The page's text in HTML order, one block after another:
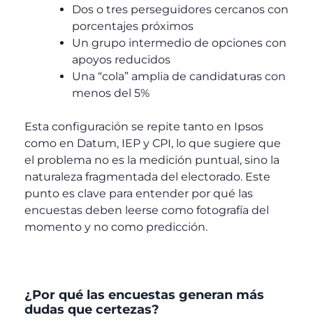
Dos o tres perseguidores cercanos con
porcentajes próximos
Un grupo intermedio de opciones con
apoyos reducidos
Una “cola” amplia de candidaturas con
menos del 5%
Esta configuración se repite tanto en Ipsos
como en Datum, IEP y CPI, lo que sugiere que
el problema no es la medición puntual, sino la
naturaleza fragmentada del electorado. Este
punto es clave para entender por qué las
encuestas deben leerse como fotografía del
momento y no como predicción.
¿Por qué las encuestas generan más
dudas que certezas?